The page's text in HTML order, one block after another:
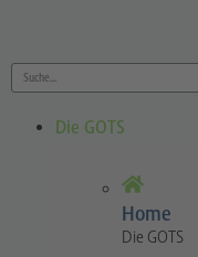
Die GOTS
Home
Die GOTS